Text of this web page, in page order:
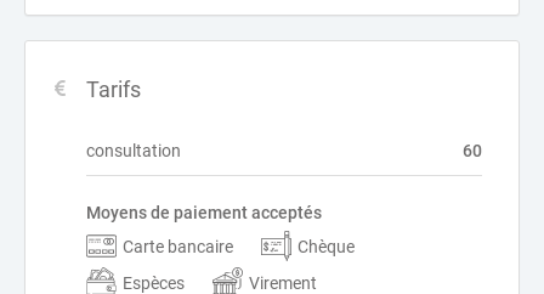
Tarifs
consultation 60
Moyens de paiement acceptés
Carte bancaire
Chèque
Espèces
Virement